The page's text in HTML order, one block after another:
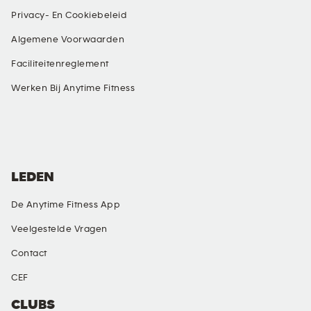
Privacy- En Cookiebeleid
Algemene Voorwaarden
Faciliteitenreglement
Werken Bij Anytime Fitness
CLUBS
LEDEN
De Anytime Fitness App
Veelgestelde Vragen
Contact
CEF